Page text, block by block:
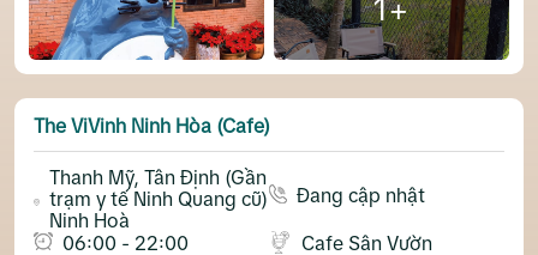
1+
The ViVinh Ninh Hòa (Cafe)
Thanh Mỹ, Tân Định (Gần
trạm y tế Ninh Quang cũ)
Ninh Hoà
Đang cập nhật
06:00 - 22:00 Cafe Sân Vườn